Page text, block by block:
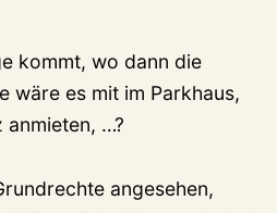
kommt, wo dann die
wäre es mit im Parkhaus,
anmieten, …?
angesehen,